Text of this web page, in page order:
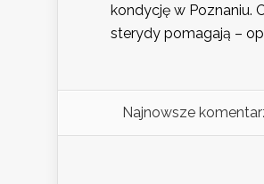
kondycję w Poznaniu.
sterydy pomagają –
Najnowsze